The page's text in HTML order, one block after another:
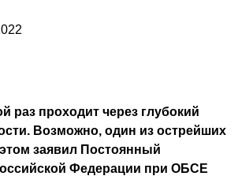
раз проходит через глубокий
Возможно, один из острейших
заявил Постоянный
Федерации при ОБСЕ